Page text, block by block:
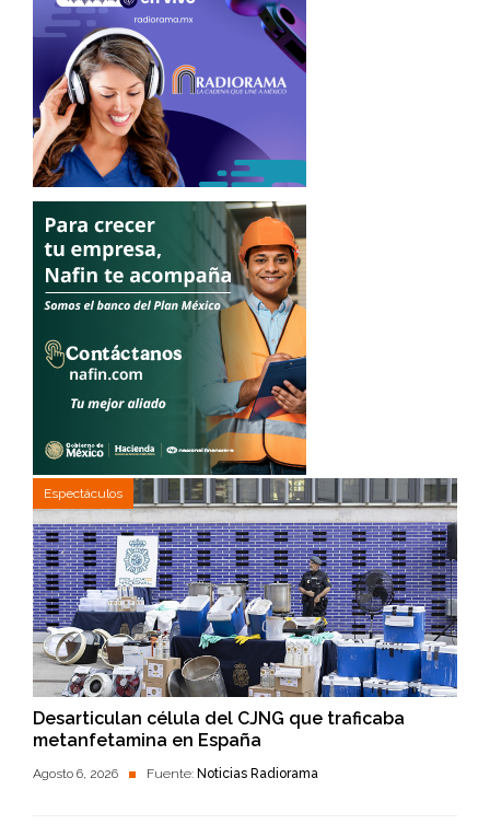
Espectáculos
Desarticulan célula del CJNG que traficaba
metanfetamina en España
Agosto 6, 2026 Fuente: Noticias Radiorama